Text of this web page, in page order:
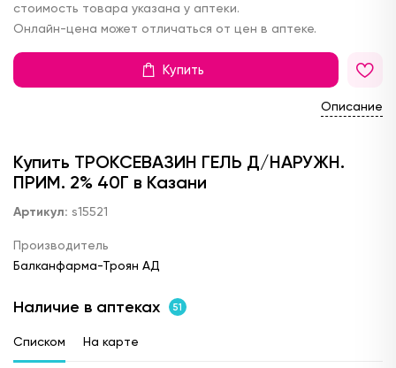
стоимость товара указана у аптеки.
Онлайн-цена может отличаться от цен в аптеке.
Купить
Описание
Купить ТРОКСЕВАЗИН ГЕЛЬ Д/НАРУЖН.
ПРИМ. 2% 40Г в Казани
Артикул: s15521
Производитель
Балканфарма-Троян АД
Наличие в аптеках 51
Списком На карте